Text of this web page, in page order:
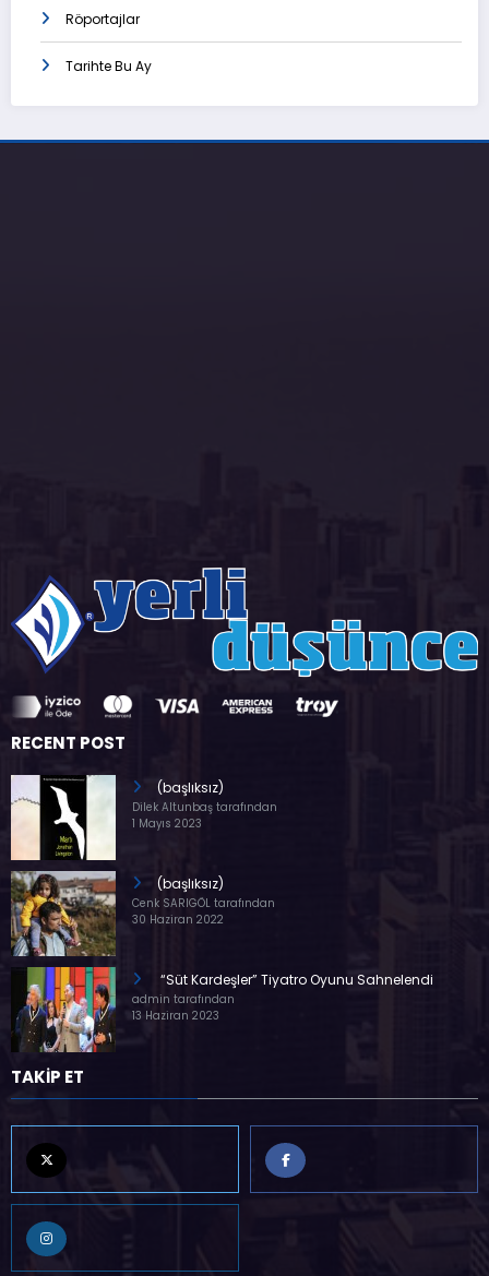
Röportajlar
Tarihte Bu Ay
RECENT POST
(başlıksız)
Dilek Altunbaş tarafından
1 Mayıs 2023
(başlıksız)
Cenk SARIGÖL tarafından
30 Haziran 2022
“Süt Kardeşler” Tiyatro Oyunu Sahnelendi
admin tarafından
13 Haziran 2023
TAKİP ET